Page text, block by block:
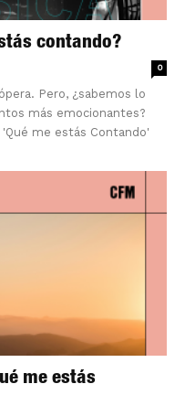
contando?
0
Pero, ¿sabemos lo
más emocionantes?
me estás Contando'
me estás